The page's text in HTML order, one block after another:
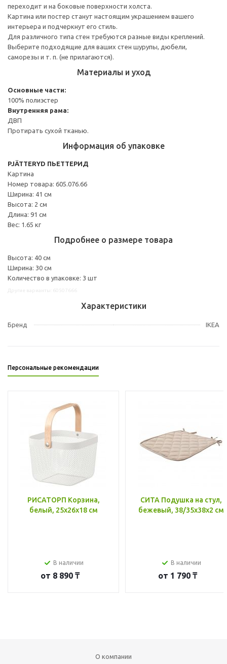
переходит и на боковые поверхности холста.
Картина или постер станут настоящим украшением вашего
интерьера и подчеркнут его стиль.
Для различного типа стен требуются разные виды креплений.
Выберите подходящие для ваших стен шурупы, дюбели,
саморезы и т. п. (не прилагаются).
Материалы и уход
Основные части:
100% полиэстер
Внутренняя рама:
ДВП
Протирать сухой тканью.
Информация об упаковке
PJÄTTERYD ПЬЕТТЕРИД
Картина
Номер товара: 605.076.66
Ширина: 41 см
Высота: 2 см
Длина: 91 см
Вес: 1.65 кг
Подробнее о размере товара
Высота: 40 см
Ширина: 30 см
Количество в упаковке: 3 шт
Характеристики
Бренд IKEA
Персональные рекомендации
РИСАТОРП Корзина,
белый, 25x26x18 см
В наличии
от 8 890 ₸
СИТА Подушка на стул,
бежевый, 38/35x38x2 см
В наличии
от 1 790 ₸
О компании